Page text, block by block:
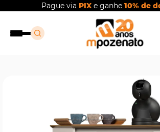
Pague via PIXe ganhe 10% de